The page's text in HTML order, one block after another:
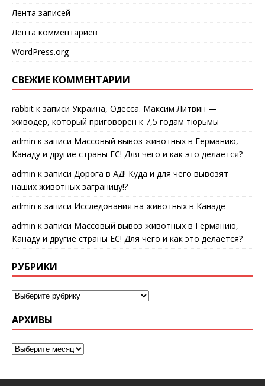
Лента записей
Лента комментариев
WordPress.org
СВЕЖИЕ КОММЕНТАРИИ
rabbit к записи Украина, Одесса. Максим Литвин —
живодер, который приговорен к 7,5 годам тюрьмы
admin к записи Массовый вывоз животных в Германию,
Канаду и другие страны ЕС! Для чего и как это делается?
admin к записи Дорога в АД! Куда и для чего вывозят
наших животных заграницу!?
admin к записи Исследования на животных в Канаде
admin к записи Массовый вывоз животных в Германию,
Канаду и другие страны ЕС! Для чего и как это делается?
РУБРИКИ
АРХИВЫ